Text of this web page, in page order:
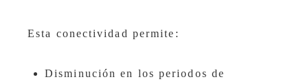
Esta conectividad permite:
Disminución en los periodos de